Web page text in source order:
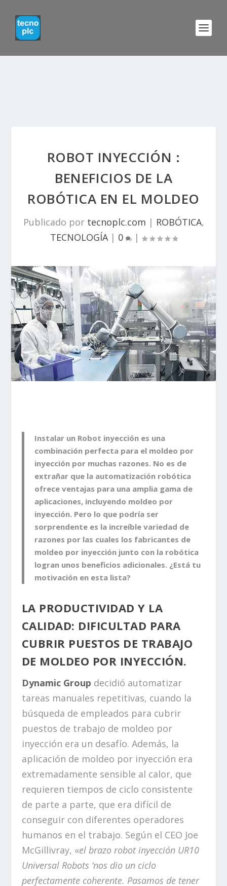
ROBOT INYECCIÓN :
BENEFICIOS DE LA
ROBÓTICA EN EL MOLDEO
Publicado por tecnoplc.com | ROBÓTICA,
TECNOLOGÍA| 0 |
Instalar un Robot inyecciónes una
combinación perfecta para el moldeo por
inyección por muchas razones. No es de
extrañar que la automatización robótica
ofrece ventajas para una amplia gama de
aplicaciones, incluyendo moldeo por
inyección. Pero lo que podría ser
sorprendente es la increíble variedad de
razones por las cuales los fabricantes de
moldeo por inyección junto con la robótica
logran unos beneficios adicionales. ¿Está tu
motivación en esta lista?
LA PRODUCTIVIDAD Y LA
CALIDAD: DIFICULTAD PARA
CUBRIR PUESTOS DE TRABAJO
DE MOLDEO POR INYECCIÓN.
Dynamic Group decidió automatizar
tareas manuales repetitivas, cuando la
búsqueda de empleados para cubrir
puestos de trabajo de moldeo por
inyección era un desafío. Además, la
aplicación de moldeo por inyección era
extremadamente sensible al calor, que
requieren tiempos de ciclo consistente
de parte a parte, que era difícil de
conseguir con diferentes operadores
humanos en el trabajo. Según el CEO Joe
McGillivray, «el brazo robot inyección UR10
Universal Robots ‘nos dio un ciclo
perfectamente coherente. Pasamos de tener